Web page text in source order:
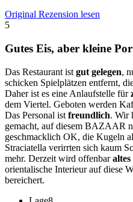
Original Rezension lesen
5
Gutes Eis, aber kleine
Das Restaurant ist gut gelegen,
schicken Spielplätzen entfernt,
Daher ist es eine Anlaufstelle für
dem Viertel. Geboten werden
Das Personal ist freundlich. Wir
gemacht, auf diesem BAZAAR
geschmacklich OK, die Kugeln
Straciatella verirrten sich kaum
mehr. Derzeit wird offenbar
orientalische Interieur auf diese
bereichert.